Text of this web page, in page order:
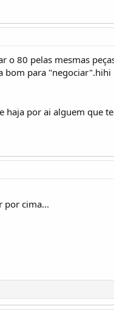
o 80 pelas mesmas
bom para "negociar".hihi
por ai alguem que
por cima...